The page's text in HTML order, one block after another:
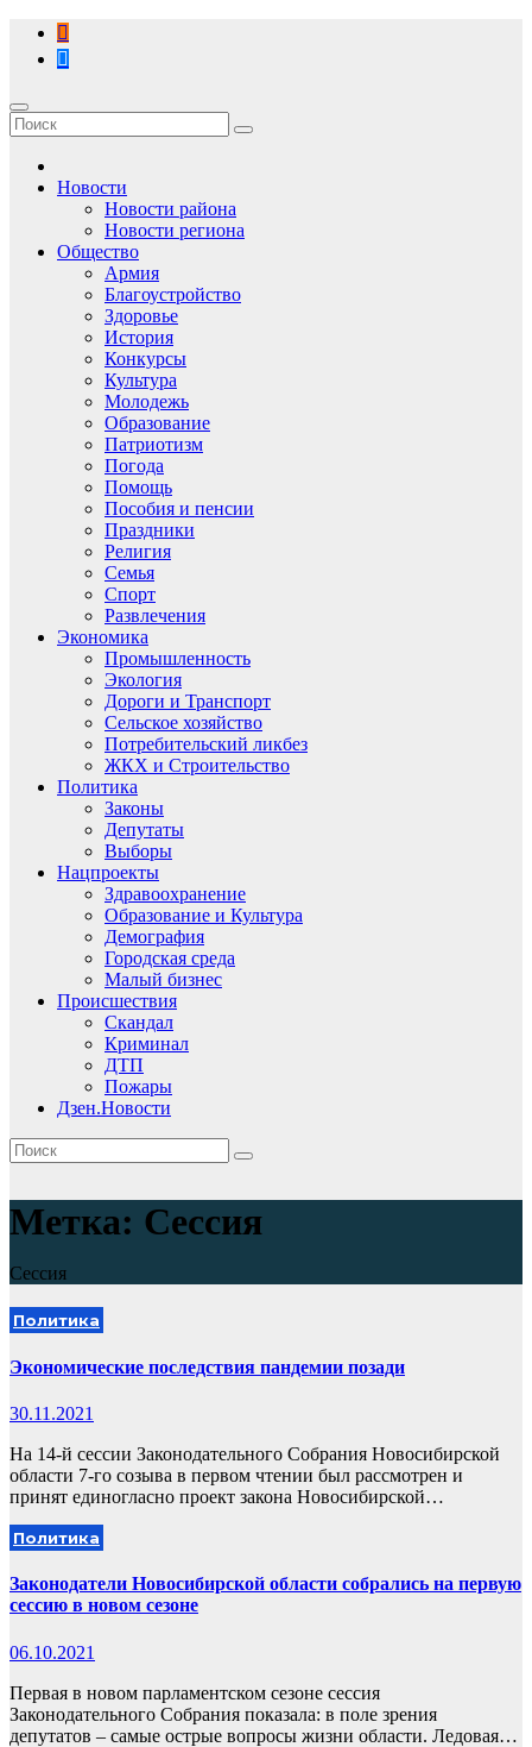
Перейти
содержимому
Новости
Новости района
Новости региона
Общество
Армия
Благоустройство
Здоровье
История
Конкурсы
Культура
Молодежь
Образование
Патриотизм
Погода
Помощь
Пособия и пенсии
Праздники
Религия
Семья
Спорт
Развлечения
Экономика
Промышленность
Экология
Дороги и Транспорт
Сельское хозяйство
Потребительский ликбез
ЖКХ и Строительство
Политика
Законы
Депутаты
Выборы
Нацпроекты
Здравоохранение
Образование и Культура
Демография
Городская среда
Малый бизнес
Происшествия
Скандал
Криминал
ДТП
Пожары
Дзен.Новости
Метка: Сессия
Сессия
Политика
Экономические последствия пандемии позади
30.11.2021
На 14-й сессии Законодательного Собрания Новосибирской
области 7-го созыва в первом чтении был рассмотрен и
принят единогласно проект закона Новосибирской…
Политика
Законодатели Новосибирской области собрались на первую
сессию в новом сезоне
06.10.2021
Первая в новом парламентском сезоне сессия
Законодательного Собрания показала: в поле зрения
депутатов – самые острые вопросы жизни области. Ледовая…